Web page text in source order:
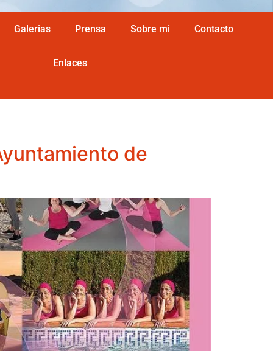
Galerias Prensa Sobre mi Contacto
Enlaces
de